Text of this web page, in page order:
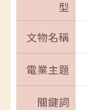
型
文物名稱
電業主題
關鍵詞